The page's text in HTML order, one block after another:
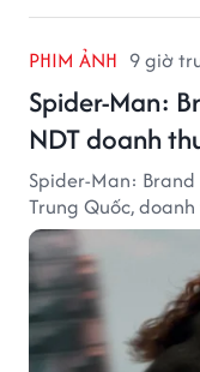
PHIM ẢNH 9 giờ
Spider-Man:
NDT doanh
Spider-Man:
Trung Quốc,